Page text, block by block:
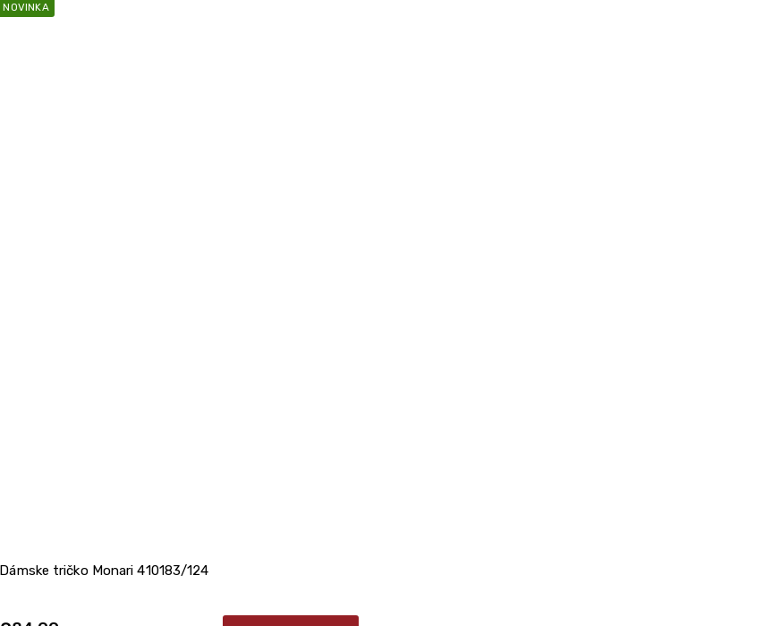
NOVINKA
Dámske tričko Monari 410183/124